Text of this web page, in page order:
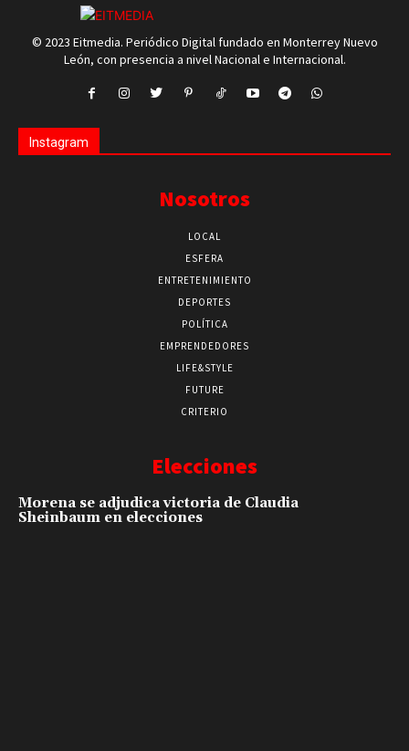
© 2023 Eitmedia. Periódico Digital fundado en Monterrey Nuevo
León, con presencia a nivel Nacional e Internacional.
Instagram
Nosotros
LOCAL
ESFERA
ENTRETENIMIENTO
DEPORTES
POLÍTICA
EMPRENDEDORES
LIFE&STYLE
FUTURE
CRITERIO
Elecciones
Morena se adjudica victoria de Claudia
Sheinbaum en elecciones